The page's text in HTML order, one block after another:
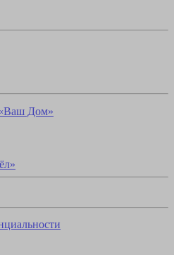
Дом»